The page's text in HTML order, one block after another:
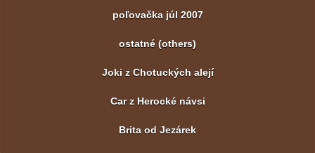
poľovačka júl 2007
ostatné (others)
Joki z Chotuckých alejí
Car z Herocké návsi
Brita od Jezárek